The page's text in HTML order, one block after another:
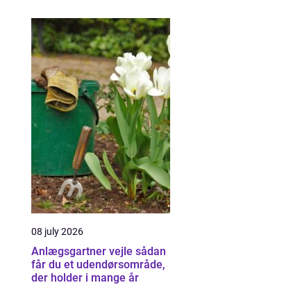
08 july 2026
Anlægsgartner vejle sådan
får du et udendørsområde,
der holder i mange år